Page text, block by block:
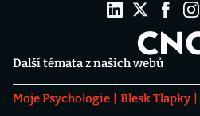
Další témata z našich webů
Moje Psychologie Blesk Tlapky